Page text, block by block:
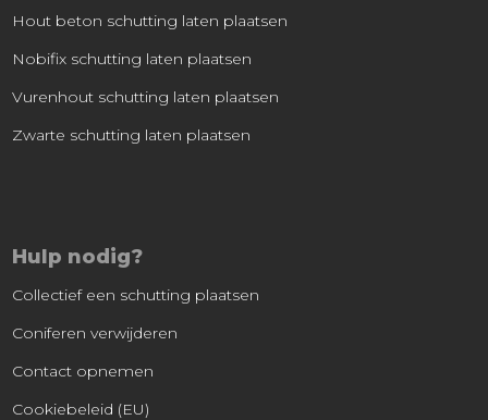
Hout beton schutting laten plaatsen
Nobifix schutting laten plaatsen
Vurenhout schutting laten plaatsen
Zwarte schutting laten plaatsen
Hulp nodig?
Collectief een schutting plaatsen
Coniferen verwijderen
Contact opnemen
Cookiebeleid (EU)